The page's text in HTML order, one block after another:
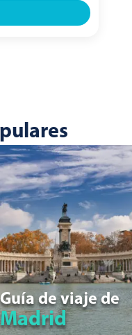
Guía de viaje de
Madrid